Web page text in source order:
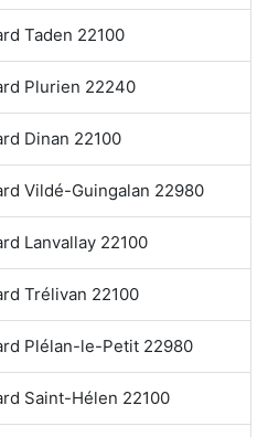
Taden 22100
Plurien 22240
Dinan 22100
Vildé-Guingalan 22980
Lanvallay 22100
Trélivan 22100
Plélan-le-Petit 22980
Saint-Hélen 22100